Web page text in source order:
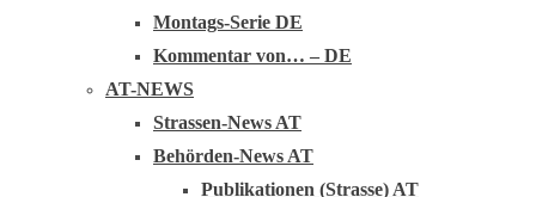
Montags-Serie DE
Kommentar von… – DE
AT-NEWS
Strassen-News AT
Behörden-News AT
Publikationen (Strasse) AT